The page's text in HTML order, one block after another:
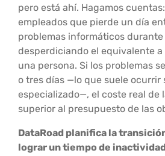
pero está ahí. Hagamos
empleados que pierde un día
problemas informáticos
desperdiciando el equivalente
una persona. Si los problemas
o tres días —lo que suele ocurrir
especializado—, el coste real de
superior al presupuesto de las
DataRoad planifica la
lograr un tiempo de